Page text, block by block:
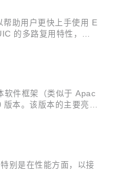
助用户更快上手使用 E
的多路复用特性，扩
软件框架（类似于 Apac
本。该版本的主要亮点
别是在性能方面，以接